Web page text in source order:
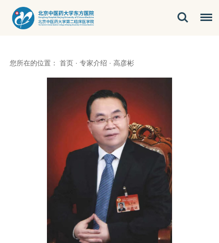
您所在的位置： 首页 · 专家介绍 · 高彦彬